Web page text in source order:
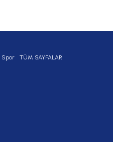
Spor
TÜM SAYFALAR